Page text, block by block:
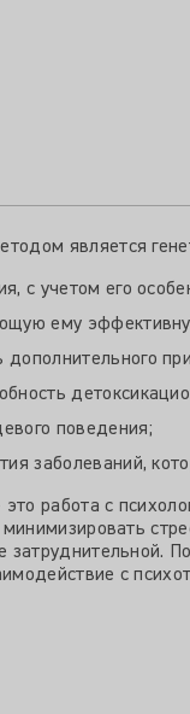
является
с учетом его
ему
дополнительного
поведения;
заболеваний,
работа с
минимизировать
затруднительной.
с